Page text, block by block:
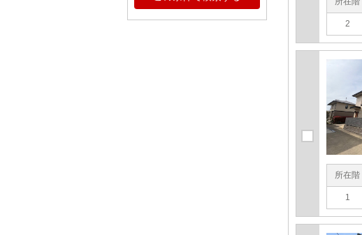
2
所在階
1